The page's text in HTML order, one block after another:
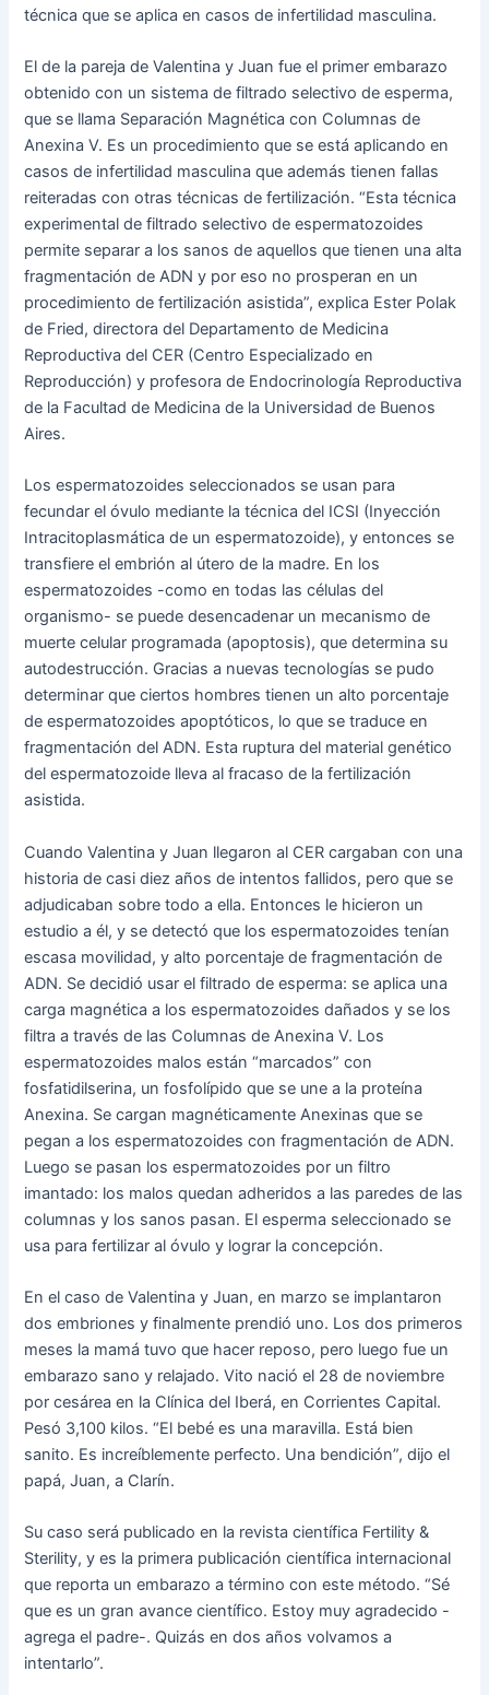
técnica que se aplica en casos de infertilidad masculina.
El de la pareja de Valentina y Juan fue el primer embarazo
obtenido con un sistema de filtrado selectivo de esperma,
que se llama Separación Magnética con Columnas de
Anexina V. Es un procedimiento que se está aplicando en
casos de infertilidad masculina que además tienen fallas
reiteradas con otras técnicas de fertilización. “Esta técnica
experimental de filtrado selectivo de espermatozoides
permite separar a los sanos de aquellos que tienen una alta
fragmentación de ADN y por eso no prosperan en un
procedimiento de fertilización asistida”, explica Ester Polak
de Fried, directora del Departamento de Medicina
Reproductiva del CER (Centro Especializado en
Reproducción) y profesora de Endocrinología Reproductiva
de la Facultad de Medicina de la Universidad de Buenos
Aires.
Los espermatozoides seleccionados se usan para
fecundar el óvulo mediante la técnica del ICSI (Inyección
Intracitoplasmática de un espermatozoide), y entonces se
transfiere el embrión al útero de la madre. En los
espermatozoides -como en todas las células del
organismo- se puede desencadenar un mecanismo de
muerte celular programada (apoptosis), que determina su
autodestrucción. Gracias a nuevas tecnologías se pudo
determinar que ciertos hombres tienen un alto porcentaje
de espermatozoides apoptóticos, lo que se traduce en
fragmentación del ADN. Esta ruptura del material genético
del espermatozoide lleva al fracaso de la fertilización
asistida.
Cuando Valentina y Juan llegaron al CER cargaban con una
historia de casi diez años de intentos fallidos, pero que se
adjudicaban sobre todo a ella. Entonces le hicieron un
estudio a él, y se detectó que los espermatozoides tenían
escasa movilidad, y alto porcentaje de fragmentación de
ADN. Se decidió usar el filtrado de esperma: se aplica una
carga magnética a los espermatozoides dañados y se los
filtra a través de las Columnas de Anexina V. Los
espermatozoides malos están “marcados” con
fosfatidilserina, un fosfolípido que se une a la proteína
Anexina. Se cargan magnéticamente Anexinas que se
pegan a los espermatozoides con fragmentación de ADN.
Luego se pasan los espermatozoides por un filtro
imantado: los malos quedan adheridos a las paredes de las
columnas y los sanos pasan. El esperma seleccionado se
usa para fertilizar al óvulo y lograr la concepción.
En el caso de Valentina y Juan, en marzo se implantaron
dos embriones y finalmente prendió uno. Los dos primeros
meses la mamá tuvo que hacer reposo, pero luego fue un
embarazo sano y relajado. Vito nació el 28 de noviembre
por cesárea en la Clínica del Iberá, en Corrientes Capital.
Pesó 3,100 kilos. “El bebé es una maravilla. Está bien
sanito. Es increíblemente perfecto. Una bendición”, dijo el
papá, Juan, a Clarín.
Su caso será publicado en la revista científica Fertility &
Sterility, y es la primera publicación científica internacional
que reporta un embarazo a término con este método. “Sé
que es un gran avance científico. Estoy muy agradecido -
agrega el padre-. Quizás en dos años volvamos a
intentarlo”.